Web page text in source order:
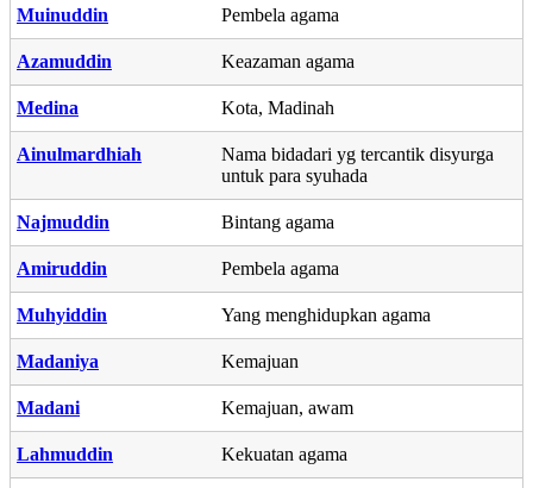
Muinuddin Pembela agama
Azamuddin Keazaman agama
Medina Kota, Madinah
Ainulmardhiah
Nama bidadari yg tercantik disyurga
untuk para syuhada
Najmuddin Bintang agama
Amiruddin Pembela agama
Muhyiddin Yang menghidupkan agama
Madaniya Kemajuan
Madani Kemajuan, awam
Lahmuddin Kekuatan agama